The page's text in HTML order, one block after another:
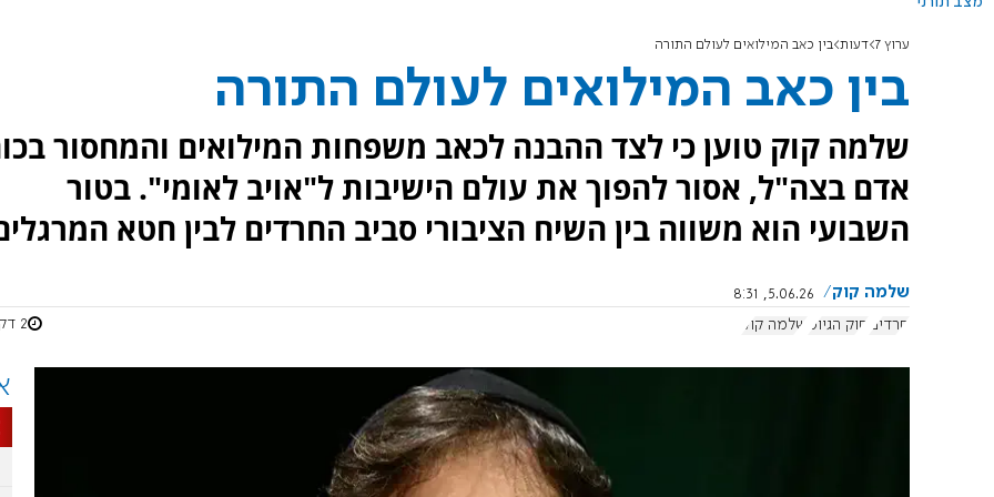
ערוץ 7 דעות בין כאב המילואים לעולם התורה
בין כאב המילואים לעולם התורה
שלמה קוק טוען כי לצד ההבנה לכאב משפחות המילואים והמחסור
אדם בצה"ל, אסור להפוך את עולם הישיבות ל"אויב לאומי". בטור
השבועי הוא משווה בין השיח הציבורי סביב החרדים לבין חטא
שלמה קוק
5.06.26, 8:31
חרדים חוק הגיוס שלמה קוק 2 דקות